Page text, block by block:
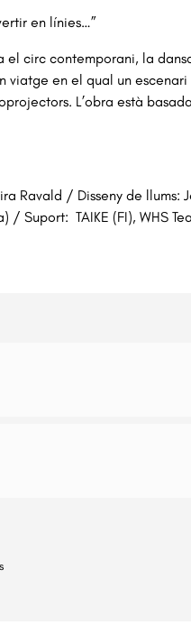
en línies…”
circ contemporani, la
en el qual un
L’obra està
Ravald / Disseny de llums:
Suport: TAIKE (FI), WHS